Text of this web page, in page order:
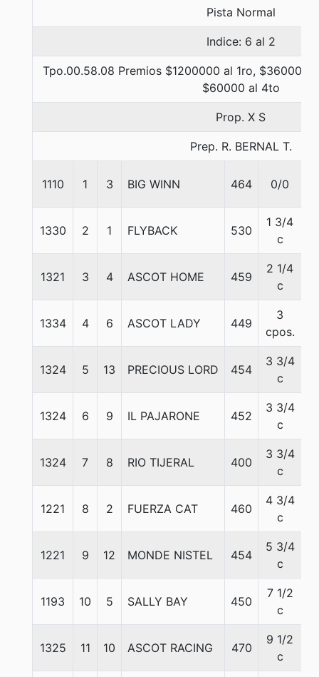
Pista Normal
Indice: 6 al 2
Tpo.00.58.08 Premios $1200000 al 1ro, $360000
$60000 al 4to
Prop. X S
Prep. R. BERNAL T.
1110 1 3 BIG WINN 464 0/0
1330 2 1 FLYBACK 530
1 3/4
c
1321 3 4 ASCOT HOME 459
2 1/4
c
1334 4 6 ASCOT LADY 449
3
cpos.
1324 5 13 PRECIOUS LORD 454
3 3/4
c
1324 6 9 IL PAJARONE 452
3 3/4
c
1324 7 8 RIO TIJERAL 400
3 3/4
c
1221 8 2 FUERZA CAT 460
4 3/4
c
1221 9 12 MONDE NISTEL 454
5 3/4
c
1193 10 5 SALLY BAY 450
7 1/2
c
1325 11 10 ASCOT RACING 470
9 1/2
c